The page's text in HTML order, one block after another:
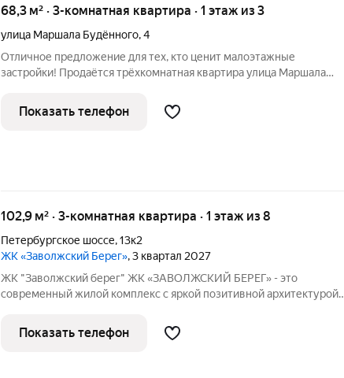
68,3 м² · 3-комнатная квартира · 1 этаж из 3
улица Маршала Будённого,4
Отличное предложение для тех, кто ценит малоэтажные
застройки! Продаётся трёхкомнатная квартира улица Маршала
первом этаже трёхэтажного кирпичного дома. Общая площадь
квартиры составляет
Показать телефон
102,9 м² · 3-комнатная квартира · 1 этаж из 8
Петербургское шоссе,13к2
ЖК «Заволжский Берег», 3 квартал 2027
ЖК "Заволжский берег" ЖК «ЗАВОЛЖСКИЙ БЕРЕГ» - это
современный жилой комплекс с яркой позитивной архитектурой.
пятнадцати 8-этажных секций, которые образуют три
полузамкнутых двора с раскрытием
Показать телефон